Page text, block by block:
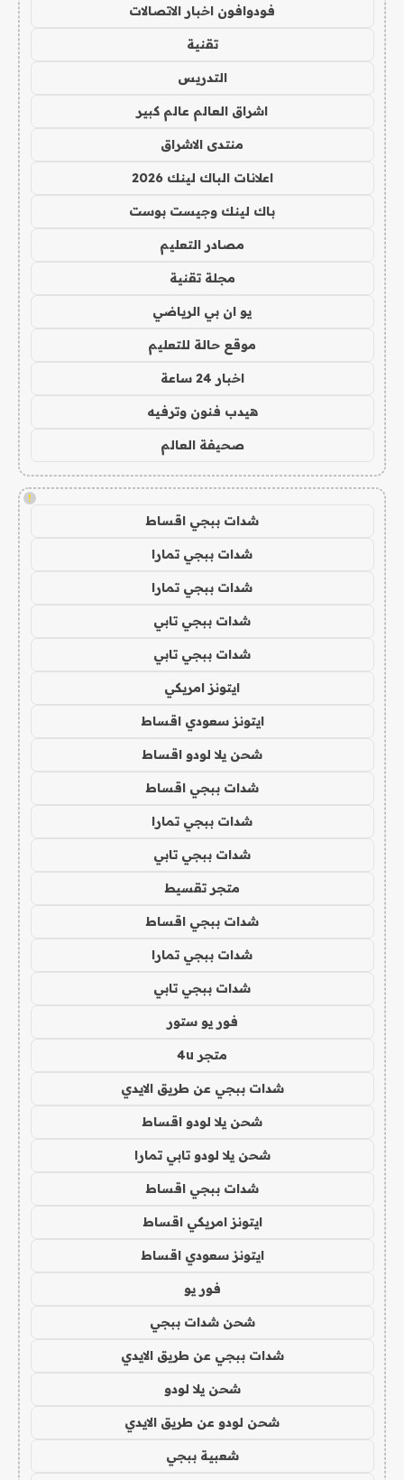
فودوافون اخبار الاتصالات
تقنية
التدريس
اشراق العالم عالم كبير
منتدى الاشراق
اعلانات الباك لينك 2026
باك لينك وجيست بوست
مصادر التعليم
مجلة تقنية
يو ان بي الرياضي
موقع حالة للتعليم
اخبار 24 ساعة
هيدب فنون وترفيه
صحيفة العالم
!
شدات ببجي اقساط
شدات ببجي تمارا
شدات ببجي تمارا
شدات ببجي تابي
شدات ببجي تابي
ايتونز امريكي
ايتونز سعودي اقساط
شحن يلا لودو اقساط
شدات ببجي اقساط
شدات ببجي تمارا
شدات ببجي تابي
متجر تقسيط
شدات ببجي اقساط
شدات ببجي تمارا
شدات ببجي تابي
فور يو ستور
متجر 4u
شدات ببجي عن طريق الايدي
شحن يلا لودو اقساط
شحن يلا لودو تابي تمارا
شدات ببجي اقساط
ايتونز امريكي اقساط
ايتونز سعودي اقساط
فور يو
شحن شدات ببجي
شدات ببجي عن طريق الايدي
شحن يلا لودو
شحن لودو عن طريق الايدي
شعبية ببجي